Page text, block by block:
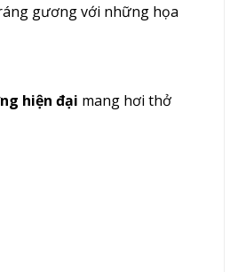
gương với những họa
hiện đại mang hơi thở